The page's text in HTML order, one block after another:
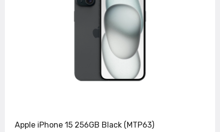
Apple iPhone 15 256GB Black (MTP63)